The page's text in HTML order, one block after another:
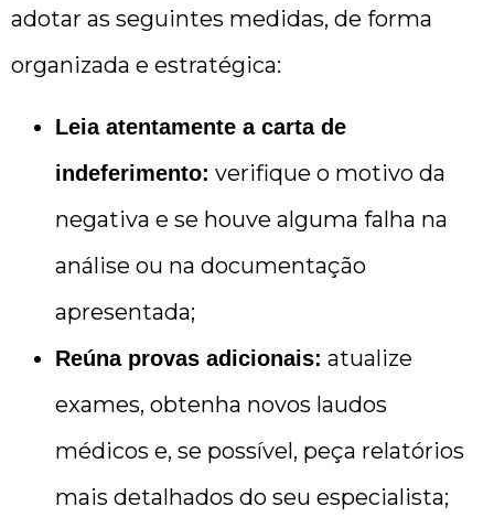
adotar as seguintes medidas, de forma
organizada e estratégica:
Leia atentamente a carta de
indeferimento: verifique o motivo da
negativa e se houve alguma falha na
análise ou na documentação
apresentada;
Reúna provas adicionais: atualize
exames, obtenha novos laudos
médicos e, se possível, peça relatórios
mais detalhados do seu especialista;